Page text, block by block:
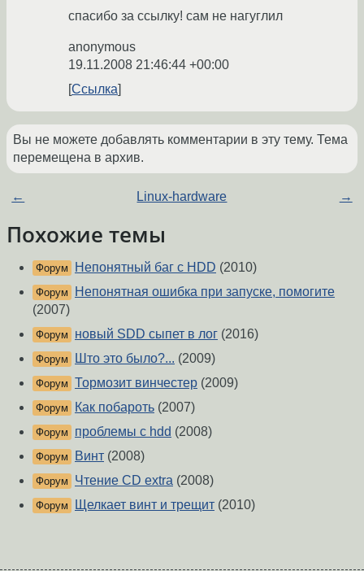
спасибо за ссылку! сам не нагуглил
anonymous
19.11.2008 21:46:44 +00:00
Ссылка
Вы не можете добавлять комментарии в эту тему. Тема
перемещена в архив.
← Linux-hardware →
Похожие темы
Форум Непонятный баг с HDD (2010)
Форум
Непонятная ошибка при запуске, помогите
(2007)
Форум новый SDD сыпет в лог (2016)
Форум Што это было?... (2009)
Форум Тормозит винчестер (2009)
Форум Как побароть (2007)
Форум проблемы с hdd (2008)
Форум Винт (2008)
Форум Чтение CD extra (2008)
Форум Щелкает винт и трещит (2010)